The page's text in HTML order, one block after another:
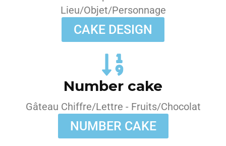
Lieu/Objet/Personnage
CAKE DESIGN
Number cake
Gâteau Chiffre/Lettre - Fruits/Chocolat
NUMBER CAKE